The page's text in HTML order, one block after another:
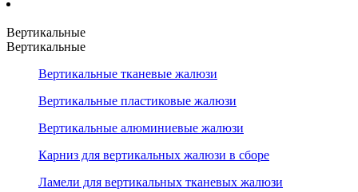
Вертикальные
Вертикальные
Вертикальные тканевые жалюзи
Вертикальные пластиковые жалюзи
Вертикальные алюминиевые жалюзи
Карниз для вертикальных жалюзи в сборе
Ламели для вертикальных тканевых жалюзи